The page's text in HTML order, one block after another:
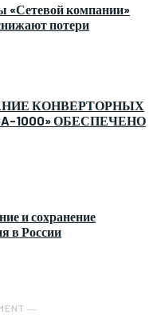
«Сетевой компании»
потери
КОНВЕРТОРНЫХ
1000» ОБЕСПЕЧЕНО
и сохранение
в России
―